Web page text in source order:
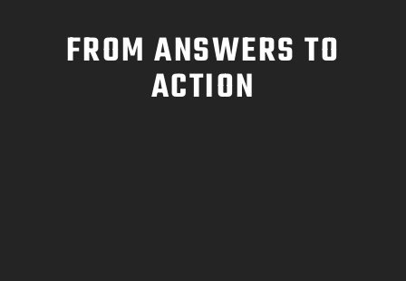
FROM ANSWERS TO
ACTION